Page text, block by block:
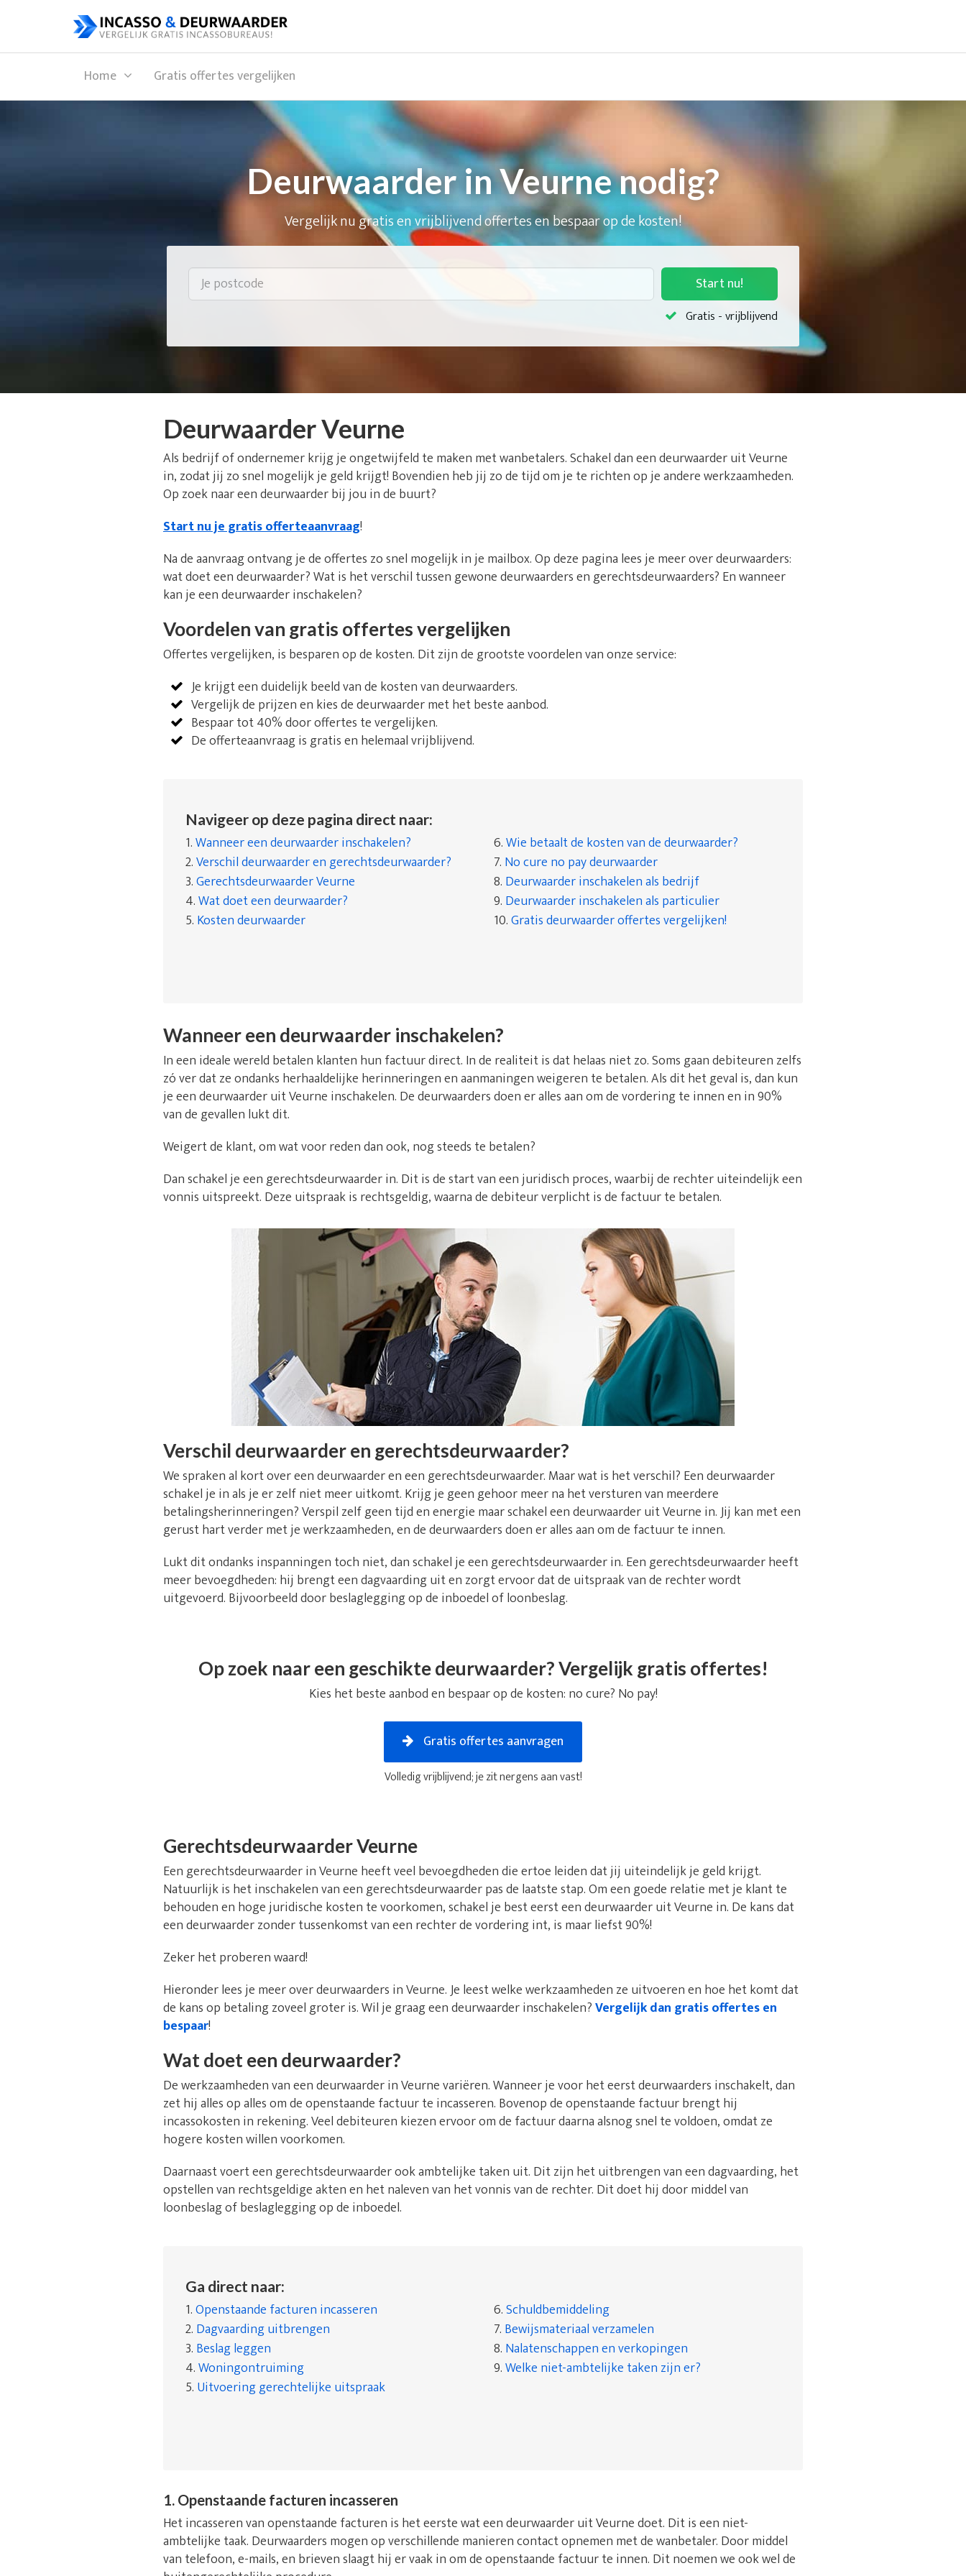
Home Gratis offertes vergelijken
Deurwaarder in Veurne nodig?
Vergelijk nu gratis en vrijblijvend offertes en bespaar op de kosten!
Start nu!
Gratis - vrijblijvend
Deurwaarder Veurne
Als bedrijf of ondernemer krijg je ongetwijfeld te maken met wanbetalers. Schakel dan een deurwaarder uit Veurne
in, zodat jij zo snel mogelijk je geld krijgt! Bovendien heb jij zo de tijd om je te richten op je andere werkzaamheden.
Op zoek naar een deurwaarder bij jou in de buurt?
Start nu je gratis offerteaanvraag!
Na de aanvraag ontvang je de offertes zo snel mogelijk in je mailbox. Op deze pagina lees je meer over deurwaarders:
wat doet een deurwaarder? Wat is het verschil tussen gewone deurwaarders en gerechtsdeurwaarders? En wanneer
kan je een deurwaarder inschakelen?
Voordelen van gratis offertes vergelijken
Offertes vergelijken, is besparen op de kosten. Dit zijn de grootste voordelen van onze service:
Je krijgt een duidelijk beeld van de kosten van deurwaarders.
Vergelijk de prijzen en kies de deurwaarder met het beste aanbod.
Bespaar tot 40% door offertes te vergelijken.
De offerteaanvraag is gratis en helemaal vrijblijvend.
Navigeer op deze pagina direct naar:
1.Wanneer een deurwaarder inschakelen?
2.Verschil deurwaarder en gerechtsdeurwaarder?
3.Gerechtsdeurwaarder Veurne
4.Wat doet een deurwaarder?
5. Kosten deurwaarder
6.Wie betaalt de kosten van de deurwaarder?
7. No cure no pay deurwaarder
8. Deurwaarder inschakelen als bedrijf
9. Deurwaarder inschakelen als particulier
10.Gratis deurwaarder offertes vergelijken!
Wanneer een deurwaarder inschakelen?
In een ideale wereld betalen klanten hun factuur direct. In de realiteit is dat helaas niet zo. Soms gaan debiteuren zelfs
zó ver dat ze ondanks herhaaldelijke herinneringen en aanmaningen weigeren te betalen. Als dit het geval is, dan kun
je een deurwaarder uit Veurne inschakelen. De deurwaarders doen er alles aan om de vordering te innen en in 90%
van de gevallen lukt dit.
Weigert de klant, om wat voor reden dan ook, nog steeds te betalen?
Dan schakel je een gerechtsdeurwaarder in. Dit is de start van een juridisch proces, waarbij de rechter uiteindelijk een
vonnis uitspreekt. Deze uitspraak is rechtsgeldig, waarna de debiteur verplicht is de factuur te betalen.
Verschil deurwaarder en gerechtsdeurwaarder?
We spraken al kort over een deurwaarder en een gerechtsdeurwaarder. Maar wat is het verschil? Een deurwaarder
schakel je in als je er zelf niet meer uitkomt. Krijg je geen gehoor meer na het versturen van meerdere
betalingsherinneringen? Verspil zelf geen tijd en energie maar schakel een deurwaarder uit Veurne in. Jij kan met een
gerust hart verder met je werkzaamheden, en de deurwaarders doen er alles aan om de factuur te innen.
Lukt dit ondanks inspanningen toch niet, dan schakel je een gerechtsdeurwaarder in. Een gerechtsdeurwaarder heeft
meer bevoegdheden: hij brengt een dagvaarding uit en zorgt ervoor dat de uitspraak van de rechter wordt
uitgevoerd. Bijvoorbeeld door beslaglegging op de inboedel of loonbeslag.
Op zoek naar een geschikte deurwaarder? Vergelijk gratis offertes!
Kies het beste aanbod en bespaar op de kosten: no cure? No pay!
Gratis offertes aanvragen
Volledig vrijblijvend; je zit nergens aan vast!
Gerechtsdeurwaarder Veurne
Een gerechtsdeurwaarder in Veurne heeft veel bevoegdheden die ertoe leiden dat jij uiteindelijk je geld krijgt.
Natuurlijk is het inschakelen van een gerechtsdeurwaarder pas de laatste stap. Om een goede relatie met je klant te
behouden en hoge juridische kosten te voorkomen, schakel je best eerst een deurwaarder uit Veurne in. De kans dat
een deurwaarder zonder tussenkomst van een rechter de vordering int, is maar liefst 90%!
Zeker het proberen waard!
Hieronder lees je meer over deurwaarders in Veurne. Je leest welke werkzaamheden ze uitvoeren en hoe het komt dat
de kans op betaling zoveel groter is. Wil je graag een deurwaarder inschakelen?Vergelijk dan gratis offertes en
bespaar!
Wat doet een deurwaarder?
De werkzaamheden van een deurwaarder in Veurne variëren. Wanneer je voor het eerst deurwaarders inschakelt, dan
zet hij alles op alles om de openstaande factuur te incasseren. Bovenop de openstaande factuur brengt hij
incassokosten in rekening. Veel debiteuren kiezen ervoor om de factuur daarna alsnog snel te voldoen, omdat ze
hogere kosten willen voorkomen.
Daarnaast voert een gerechtsdeurwaarder ook ambtelijke taken uit. Dit zijn het uitbrengen van een dagvaarding, het
opstellen van rechtsgeldige akten en het naleven van het vonnis van de rechter. Dit doet hij door middel van
loonbeslag of beslaglegging op de inboedel.
Ga direct naar:
1.Openstaande facturen incasseren
2. Dagvaarding uitbrengen
3. Beslag leggen
4.Woningontruiming
5. Uitvoering gerechtelijke uitspraak
6.Schuldbemiddeling
7. Bewijsmateriaal verzamelen
8. Nalatenschappen en verkopingen
9.Welke niet-ambtelijke taken zijn er?
1. Openstaande facturen incasseren
Het incasseren van openstaande facturen is het eerste wat een deurwaarder uit Veurne doet. Dit is een niet-
ambtelijke taak. Deurwaarders mogen op verschillende manieren contact opnemen met de wanbetaler. Door middel
van telefoon, e-mails, en brieven slaagt hij er vaak in om de openstaande factuur te innen. Dit noemen we ook wel de